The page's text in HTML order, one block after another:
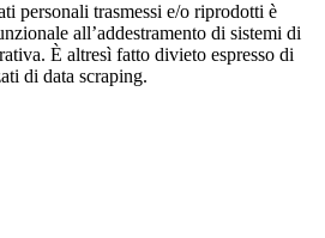
personali trasmessi e/o riprodotti è
all’addestramento di sistemi di
È altresì fatto divieto espresso di
di data scraping.